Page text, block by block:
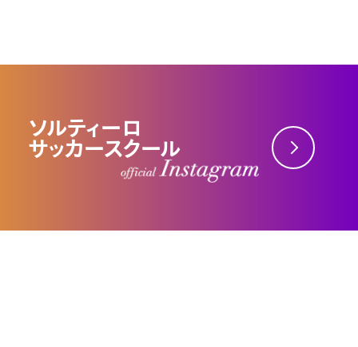
ソルティーロ
サッカースクール